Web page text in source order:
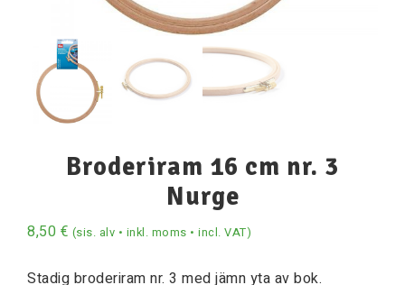
Broderiram 16 cm nr. 3
Nurge
8,50 € (sis. alv • inkl. moms • incl. VAT)
Stadig broderiram nr. 3 med jämn yta av bok.